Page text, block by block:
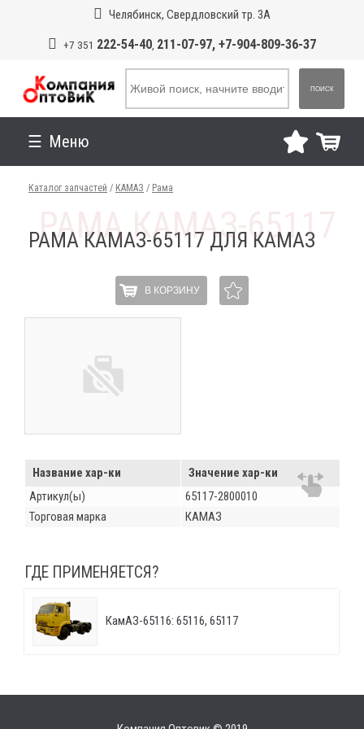
Челябинск, Свердловский тр. 3А
+7 351 222-54-40, 211-07-97, +7-904-809-36-37
ПОИСК
Меню
Каталог запчастей / КАМАЗ / Рама
РАМА КАМАЗ-65117 ДЛЯ КАМАЗ
В КОРЗИНУ
Название хар-ки
Значение хар-ки
Артикул(ы)
65117-2800010
Торговая марка
КАМАЗ
ГДЕ ПРИМЕНЯЕТСЯ?
КамАЗ-65116: 65116, 65117